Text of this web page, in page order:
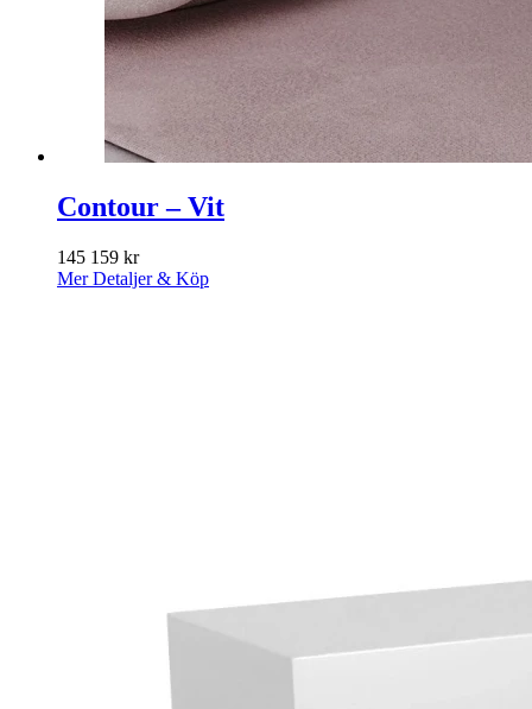
Contour – Vit
145 159 kr
Mer Detaljer & Köp